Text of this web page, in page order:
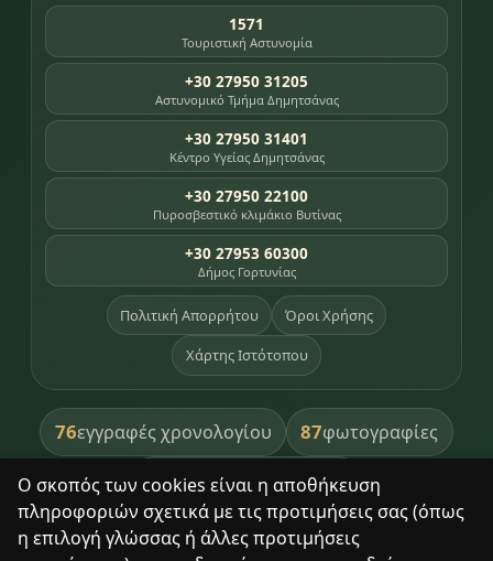
Ο σκοπός των cookies είναι η αποθήκευση
πληροφοριών σχετικά με τις προτιμήσεις σας (όπως
η επιλογή γλώσσας ή άλλες προτιμήσεις
1571
Τουριστική Αστυνομία
+30 27950 31205
Αστυνομικό Τμήμα Δημητσάνας
+30 27950 31401
Κέντρο Υγείας Δημητσάνας
+30 27950 22100
Πυροσβεστικό κλιμάκιο Βυτίνας
+30 27953 60300
Δήμος Γορτυνίας
Πολιτική Απορρήτου Όροι Χρήσης
Χάρτης Ιστότοπου
76εγγραφές χρονολογίου 87φωτογραφίες
391βιβλία βιβλιοθήκης
8σημεία κληρονομιάς